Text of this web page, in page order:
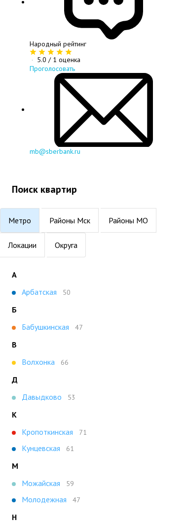
Народный рейтинг
· 5.0 / 1 оценка
Проголосовать
mb@sberbank.ru
Поиск квартир
Метро Районы Мск Районы МО
Локации Округа
А
Арбатская
50
Б
Бабушкинская
47
В
Волхонка
66
Д
Давыдково
53
К
Кропоткинская
71
Кунцевская 61
М
Можайская
59
Молодежная 47
Н